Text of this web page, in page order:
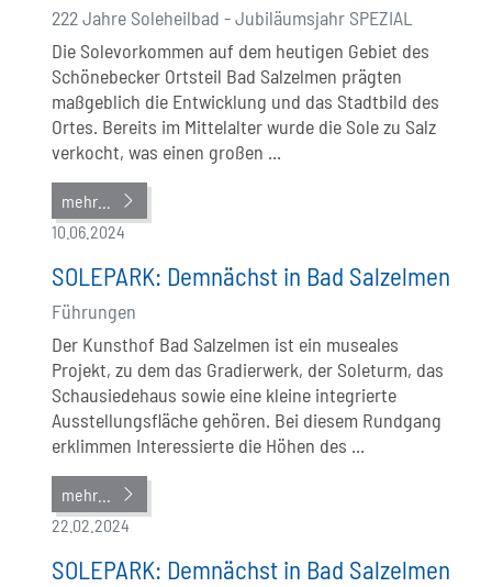
222 Jahre Soleheilbad - Jubiläumsjahr SPEZIAL
Die Solevorkommen auf dem heutigen Gebiet des
Schönebecker Ortsteil Bad Salzelmen prägten
maßgeblich die Entwicklung und das Stadtbild des
Ortes. Bereits im Mittelalter wurde die Sole zu Salz
verkocht, was einen großen ...
mehr...
10.06.2024
SOLEPARK: Demnächst in Bad Salzelmen
Führungen
Der Kunsthof Bad Salzelmen ist ein museales
Projekt, zu dem das Gradierwerk, der Soleturm, das
Schausiedehaus sowie eine kleine integrierte
Ausstellungsfläche gehören. Bei diesem Rundgang
erklimmen Interessierte die Höhen des ...
mehr...
22.02.2024
SOLEPARK: Demnächst in Bad Salzelmen